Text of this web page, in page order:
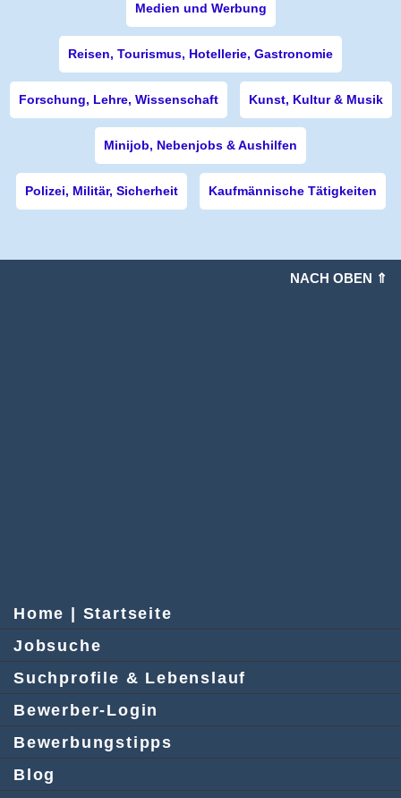
Medien und Werbung
Reisen, Tourismus, Hotellerie, Gastronomie
Forschung, Lehre, Wissenschaft Kunst, Kultur & Musik
Minijob, Nebenjobs & Aushilfen
Polizei, Militär, Sicherheit Kaufmännische Tätigkeiten
NACH OBEN ⇑
Home | Startseite
Jobsuche
Suchprofile & Lebenslauf
Bewerber-Login
Bewerbungstipps
Blog